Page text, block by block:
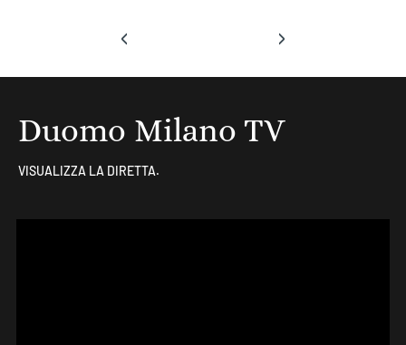
‹ ›
Duomo Milano TV
VISUALIZZA LA DIRETTA.